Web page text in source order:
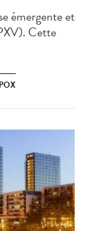
émergente et
Cette